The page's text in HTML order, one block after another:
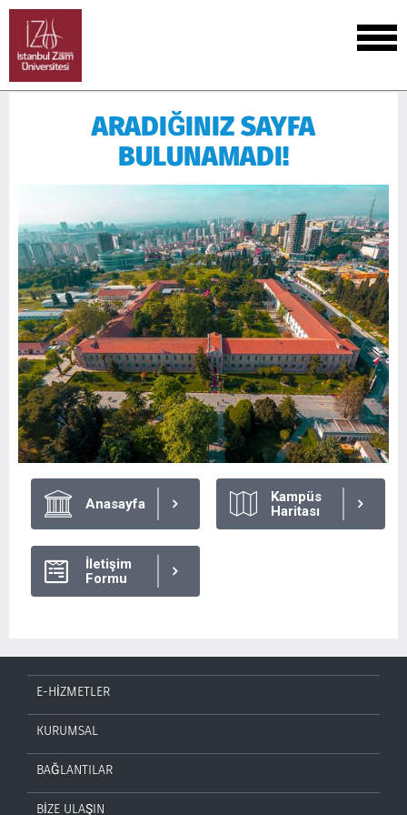
ARADIĞINIZ SAYFA
BULUNAMADI!
Anasayfa
Kampüs
Haritası
İletişim
Formu
E-HİZMETLER
KURUMSAL
BAĞLANTILAR
BİZE ULAŞIN